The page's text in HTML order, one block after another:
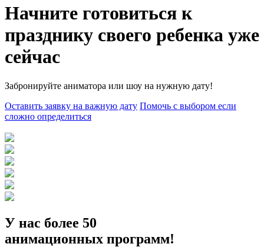
Начните готовиться к
празднику своего ребенка уже
сейчас
Забронируйте аниматора или шоу на нужную дату!
Оставить заявку на важную дату Помочь с выбором если
сложно определиться
У нас более 50
анимационных программ!